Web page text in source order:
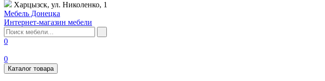
Харцызск, ул. Николенко, 1
Мебель Донецка
Интернет-магазин мебели
0
0
Каталог товара